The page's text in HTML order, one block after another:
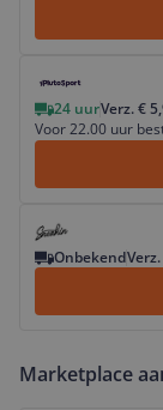
24 uurVerz. €
Voor 22.00 uur
Onbekend
Bekijk product
Marketplace